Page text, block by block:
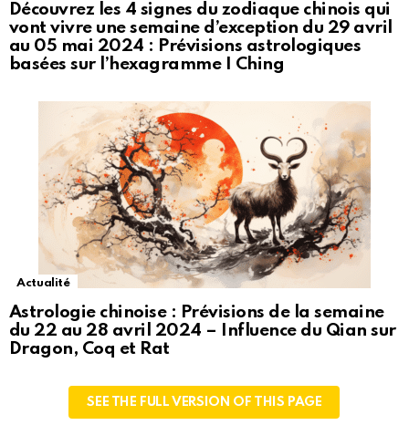
Découvrez les 4 signes du zodiaque chinois qui
vont vivre une semaine d’exception du 29 avril
au 05 mai 2024 : Prévisions astrologiques
basées sur l’hexagramme I Ching
Actualité
Astrologie chinoise : Prévisions de la semaine
du 22 au 28 avril 2024 – Influence du Qian sur
Dragon, Coq et Rat
SEE THE FULL VERSION OF THIS PAGE